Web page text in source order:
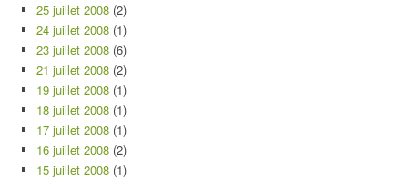
25 juillet 2008 (2)
24 juillet 2008 (1)
23 juillet 2008 (6)
21 juillet 2008 (2)
19 juillet 2008 (1)
18 juillet 2008 (1)
17 juillet 2008 (1)
16 juillet 2008 (2)
15 juillet 2008 (1)